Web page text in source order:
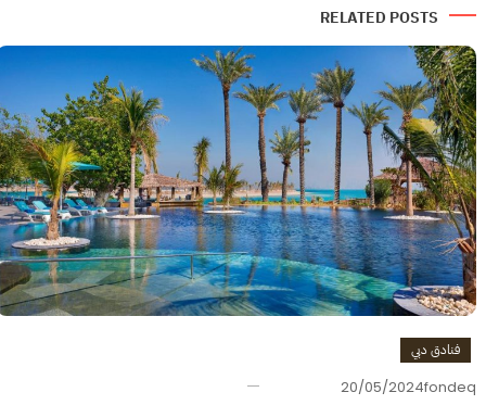
RELATED POSTS
فنادق دبي
20/05/2024fondeq